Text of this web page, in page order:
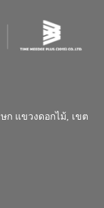
ก แขวงดอกไม้, เขต